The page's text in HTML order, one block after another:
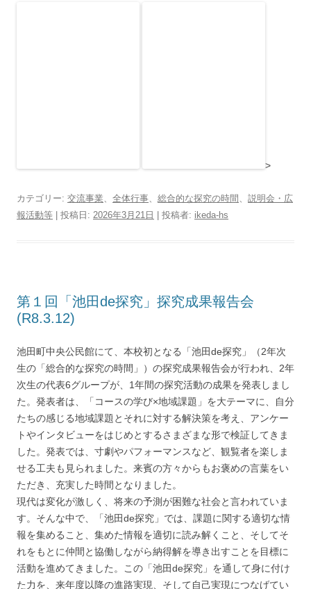
>
カテゴリー: 交流事業、 全体行事、 総合的な探究の時間 、 説明会・広
報活動等 | 投稿日: 2026年3月21日 投稿者: ikeda-hs
第１回「池田de探究」探究成果報告会
(R8.3.12)
池田町中央公民館にて、本校初となる「池田de探究」（2年次
生の「総合的な探究の時間」）の探究成果報告会が行われ、2年
次生の代表6グループが、1年間の探究活動の成果を発表しまし
た。発表者は、「コースの学び×地域課題」を大テーマに、自分
たちの感じる地域課題とそれに対する解決策を考え、アンケー
トやインタビューをはじめとするさまざまな形で検証してきま
した。発表では、寸劇やパフォーマンスなど、観覧者を楽しま
せる工夫も見られました。来賓の方々からもお褒めの言葉をい
ただき、充実した時間となりました。
現代は変化が激しく、将来の予測が困難な社会と言われていま
す。そんな中で、「池田de探究」では、課題に関する適切な情
報を集めること、集めた情報を適切に読み解くこと、そしてそ
れをもとに仲間と協働しながら納得解を導き出すことを目標に
活動を進めてきました。この「池田de探究」を通して身に付け
た力を、来年度以降の進路実現、そして自己実現につなげてい